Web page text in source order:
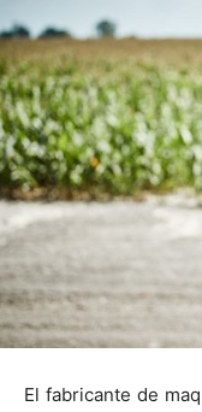
El fabricante de